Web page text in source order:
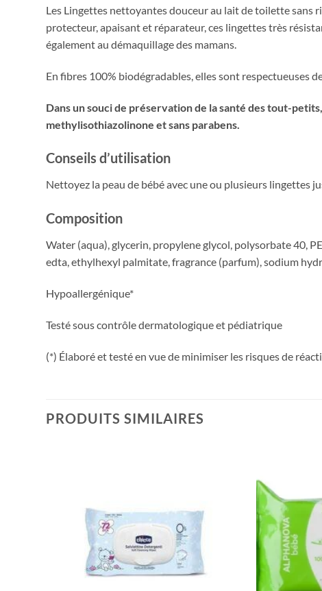
Les Lingettes nettoyantes douceur au lait de toilette sans
protecteur, apaisant et réparateur, ces lingettes très
également au démaquillage des mamans.
En fibres 100% biodégradables, elles sont respectueuses
Dans un souci de préservation de la santé des tout-
methylisothiazolinone et sans parabens.
Conseils d’utilisation
Nettoyez la peau de bébé avec une ou plusieurs lingettes
Composition
Water (aqua), glycerin, propylene glycol, polysorbate 40,
edta, ethylhexyl palmitate, fragrance (parfum), sodium
Hypoallergénique*
Testé sous contrôle dermatologique et pédiatrique
(*) Élaboré et testé en vue de minimiser les risques de
PRODUITS SIMILAIRES